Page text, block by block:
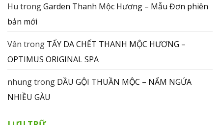
Hu trongGarden Thanh Mộc Hương – Mẫu Đơn phiên
bản mới
Vân trong TẨY DA CHẾT THANH MỘC HƯƠNG –
OPTIMUS ORIGINAL SPA
nhungtrong DẦU GỘI THUẦN MỘC – NẤM NGỨA
NHIỀU GÀU